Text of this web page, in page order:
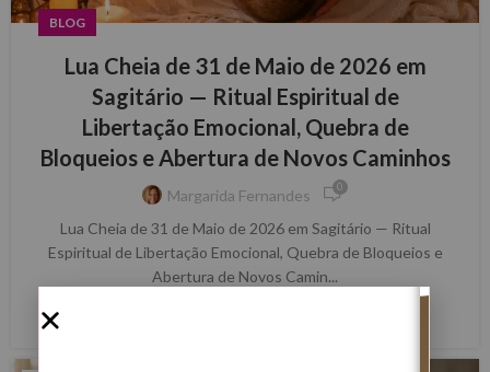
BLOG
Lua Cheia de 31 de Maio de 2026 em
Sagitário — Ritual Espiritual de
Libertação Emocional, Quebra de
Bloqueios e Abertura de Novos Caminhos
Margarida Fernandes 0
Lua Cheia de 31 de Maio de 2026 em Sagitário — Ritual
Espiritual de Libertação Emocional, Quebra de Bloqueios e
Abertura de Novos Camin...